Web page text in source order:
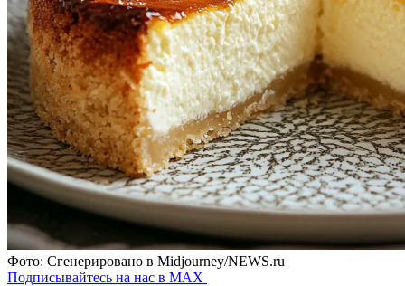
Фото: Сгенерировано в Midjourney/NEWS.ru
Подписывайтесь на нас в MAX